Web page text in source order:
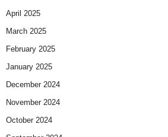
April 2025
March 2025
February 2025
January 2025
December 2024
November 2024
October 2024